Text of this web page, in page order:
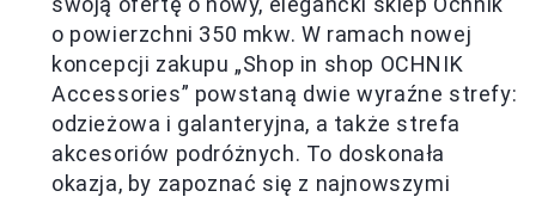
o powierzchni 350 mkw. W ramach nowej
koncepcji zakupu „Shop in shop OCHNIK
Accessories” powstaną dwie wyraźne strefy:
odzieżowa i galanteryjna, a także strefa
akcesoriów podróżnych. To doskonała
okazja, by zapoznać się z najnowszymi